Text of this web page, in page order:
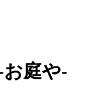
庭や-